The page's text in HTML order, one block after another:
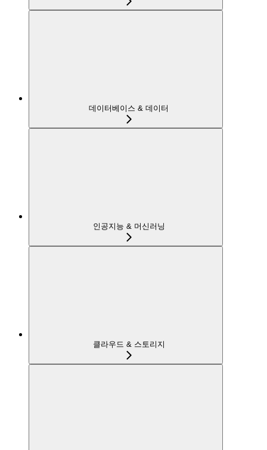
데이터베이스 & 데이터
인공지능 & 머신러닝
클라우드 & 스토리지